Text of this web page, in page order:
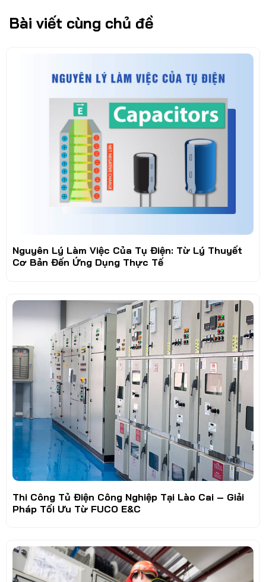
Bài viết cùng chủ đề
Nguyên Lý Làm Việc Của Tụ Điện: Từ Lý Thuyết
Cơ Bản Đến Ứng Dụng Thực Tế
Thi Công Tủ Điện Công Nghiệp Tại Lào Cai – Giải
Pháp Tối Ưu Từ FUCO E&C